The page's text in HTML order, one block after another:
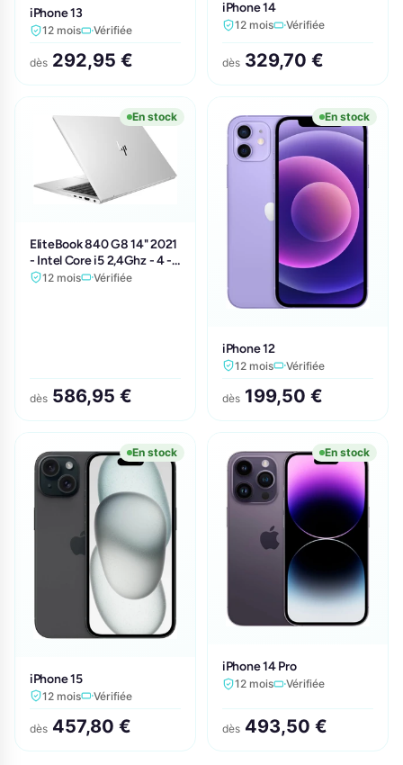
iPhone 13
12 mois Vérifiée
dès 292,95 €
iPhone 14
12 mois Vérifiée
dès 329,70 €
En stock
EliteBook 840 G8 14" 2021
- Intel Core i5 2,4Ghz - 4 -
16Go DDR4 - 1To SSD -
12 mois Vérifiée
dès 586,95 €
En stock
iPhone 12
12 mois Vérifiée
dès 199,50 €
En stock
iPhone 15
12 mois Vérifiée
dès 457,80 €
En stock
iPhone 14 Pro
12 mois Vérifiée
dès 493,50 €